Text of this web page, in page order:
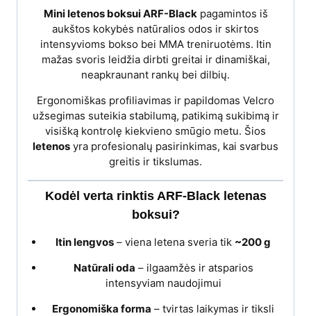
Mini letenos boksui ARF-Blackpagamintos iš
aukštos kokybės natūralios odos ir skirtos
intensyvioms bokso bei MMA treniruotėms. Itin
mažas svoris leidžia dirbti greitai ir dinamiškai,
neapkraunant rankų bei dilbių.
Ergonomiškas profiliavimas ir papildomas Velcro
užsegimas suteikia stabilumą, patikimą sukibimą ir
visišką kontrolę kiekvieno smūgio metu. Šios
letenos yra profesionalų pasirinkimas, kai svarbus
greitis ir tikslumas.
Kodėl verta rinktis ARF-Black letenas
boksui?
Itin lengvos – viena letena sveria tik ~200 g
Natūrali oda – ilgaamžės ir atsparios
intensyviam naudojimui
Ergonomiška forma – tvirtas laikymas ir tiksli